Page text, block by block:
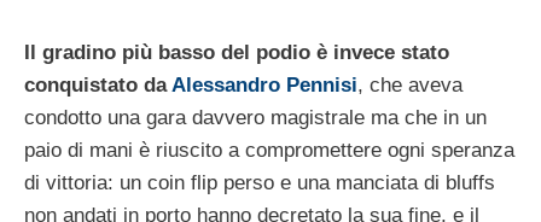
Il gradino più basso del podio è invece stato
conquistato da Alessandro Pennisi, che aveva
condotto una gara davvero magistrale ma che in un
paio di mani è riuscito a compromettere ogni speranza
di vittoria: un coin flip perso e una manciata di bluffs
non andati in porto hanno decretato la sua fine, e il